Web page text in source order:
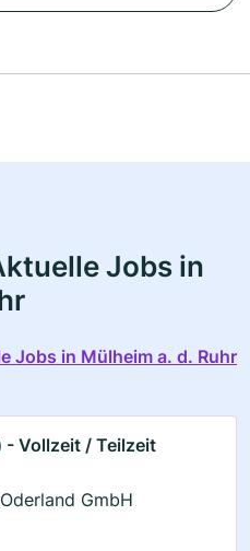
Jobs in
Jobs in Mülheim a. d. Ruhr
Vollzeit / Teilzeit
GmbH